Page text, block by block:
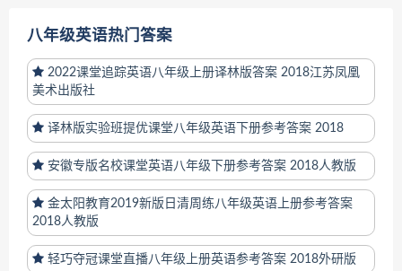
八年级英语热门答案
2022课堂追踪英语八年级上册译林版答案 2018江苏凤凰
美术出版社
译林版实验班提优课堂八年级英语下册参考答案 2018
安徽专版名校课堂英语八年级下册参考答案 2018人教版
金太阳教育2019新版日清周练八年级英语上册参考答案
2018人教版
轻巧夺冠课堂直播八年级上册英语参考答案 2018外研版